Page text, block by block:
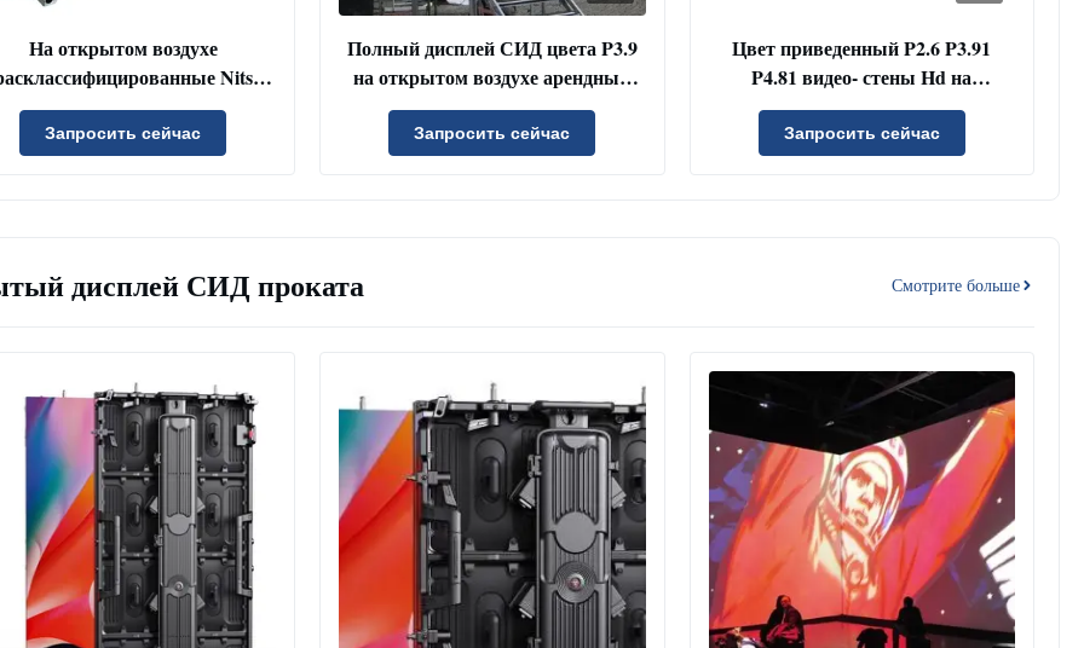
На открытом воздухе
Nits
проката 4000 экрана
этапа водоустойчивые
Запросить сейчас
Полный дисплей СИД цвета P3.9
на открытом воздухе арендный
для церков
Запросить сейчас
Цвет приведенный P2.6 P3.91
P4.81 видео- стены Hd на
открытом воздухе арендный
полный
Запросить сейчас
дисплей СИД проката Смотрите больше